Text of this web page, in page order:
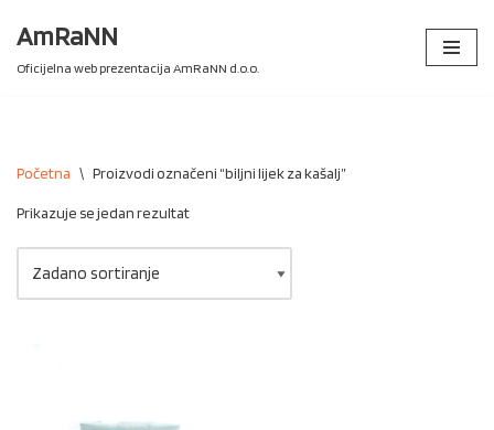
Skip
AmRaNN
Oficijelna web prezentacija AmRaNN d.o.o.
Početna \ Proizvodi označeni “biljni lijek za kašalj”
Prikazuje se jedan rezultat